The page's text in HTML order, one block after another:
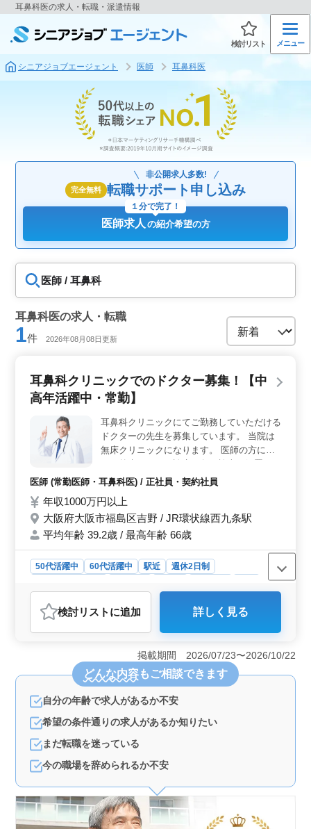
耳鼻科医の求人・転職・派遣情報
検討リスト メニュー
シニアジョブエージェント 医師 耳鼻科医
完全無料
非公開求人多数!
転職サポート申し込み
医師求人 の紹介希望の方
１分で完了！
医師 / 耳鼻科
耳鼻科医の求人・転職
1件 2026年08月08日更新
耳鼻科クリニックでのドクター募集！【中
高年活躍中・常勤】
耳鼻科クリニックにてご勤務していただける
ドクターの先生を募集しています。 当院は
無床クリニックになります。 医師の方に
をお願いしております。 夜間当直：無し
医師 (常勤医師・耳鼻科医) / 正社員・契約社員
年収1000万円以上
大阪府大阪市福島区吉野 / JR環状線西九条駅
平均年齢 39.2歳 / 最高年齢 66歳
50代活躍中 60代活躍中 駅近
週休2日制
おすすめポイント
＜専門性を活かすクリニックでの募集＞ 耳鼻科経験10
年以上の医師を求めています。専門知識を活かし、外来
での診療や検査、処置をお願いします。 ＜女性も歓
迎される環境＞ 週休2日制で残業も少なめの職場です。
女性も活躍されており、働きやすさが確保されていま
す。 ＜良好な福利厚生とキャリア継続支援＞ 年収
1000万円以上の高収入に加え、全額支給の通勤手当や雇
用・労災・健康・厚生の福利厚生が整っています。
検討リスト に追加 詳しく見る
掲載期間 2026/07/23〜2026/10/22
どんな内容もご相談できます
自分の年齢で求人があるか不安
希望の条件通りの求人があるか知りたい
まだ転職を迷っている
今の職場を辞められるか不安